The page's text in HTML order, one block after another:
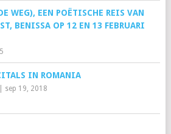
WEG), EEN POËTISCHE REIS VAN
BENISSA OP 12 EN 13 FEBRUARI
IN ROMANIA
sep 19, 2018